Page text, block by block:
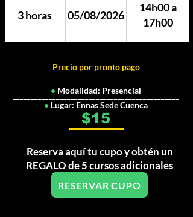
3 horas 05/08/2026
14h00 a
17h00
Precio por pronto pago
• Modalidad: Presencial
______________________________________________
_
• Lugar: Ennas Sede Cuenca
$15
Reserva aquí tu cupo y obtén un
REGALO de 5 cursos adicionales
RESERVAR CUPO